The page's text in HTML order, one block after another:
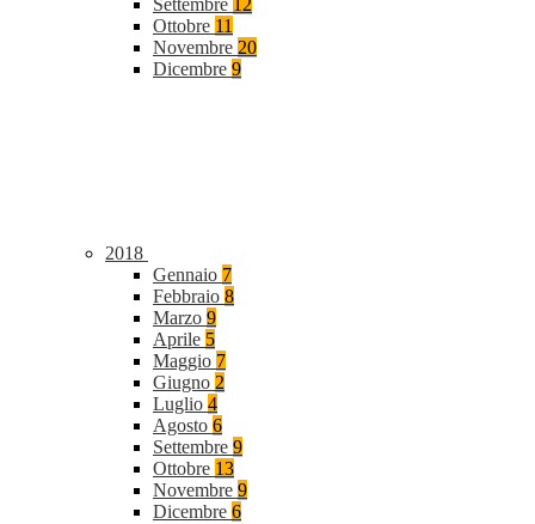
Settembre
12
Ottobre 11
Novembre 20
Dicembre 9
2018
Gennaio 7
Febbraio 8
Marzo 9
Aprile 5
Maggio 7
Giugno 2
Luglio 4
Agosto 6
Settembre 9
Ottobre 13
Novembre 9
Dicembre 6